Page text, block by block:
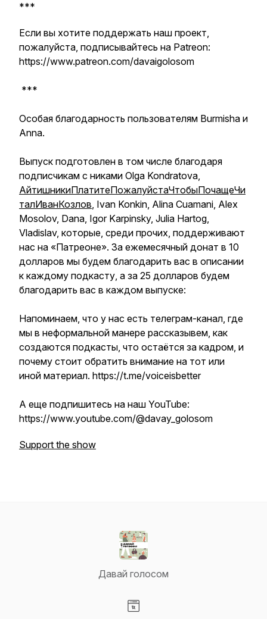
***
Если вы хотите поддержать наш проект,
пожалуйста, подписывайтесь на Patreon:
https://www.patreon.com/davaigolosom
***
Особая благодарность пользователям Burmisha и
Аnna.
Выпуск подготовлен в том числе благодаря
подписчикам с никами Olga Kondratova,
АйтишникиПлатитеПожалуйстаЧтобыПочащеЧи
талИванКозлов, Ivan Konkin, Alina Cuamani, Alex
Mosolov, Dana, Igor Karpinsky, Julia Hartog,
Vladislav, которые, среди прочих, поддерживают
нас на «Патреоне». За ежемесячный донат в 10
долларов мы будем благодарить вас в описании
к каждому подкасту, а за 25 долларов будем
благодарить вас в каждом выпуске:
Напоминаем, что у нас есть телеграм-канал, где
мы в неформальной манере рассказывем, как
создаются подкасты, что остаётся за кадром, и
почему стоит обратить внимание на тот или
иной материал. https://t.me/voiceisbetter
А еще подпишитесь на наш YouTube:
https://www.youtube.com/@davay_golosom
Support the show
Давай голосом